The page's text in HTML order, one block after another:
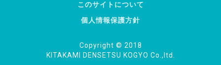
このサイトについて
個人情報保護方針
Copyright © 2018
KITAKAMI DENSETSU KOGYO Co.,ltd.